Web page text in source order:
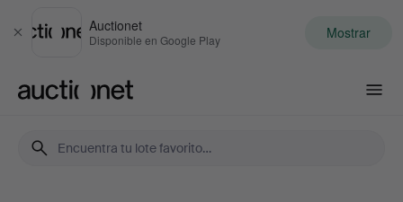
Cerrar
Auctionet
Disponible en Google Play Mostrar